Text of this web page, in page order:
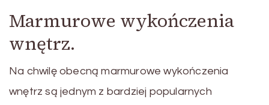
Marmurowe wykończenia
wnętrz.
Na chwilę obecną marmurowe wykończenia
wnętrz są jednym z bardziej popularnych